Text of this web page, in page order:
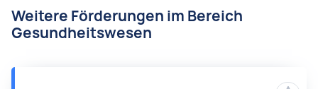
Weitere Förderungen im Bereich
Gesundheitswesen